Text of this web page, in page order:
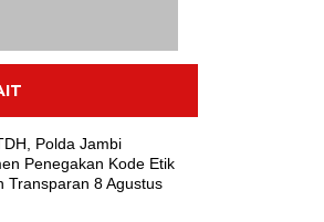
Polda Jambi
Penegakan Kode Etik
Transparan 8 Agustus